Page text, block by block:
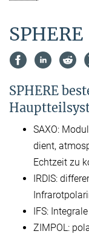
SPHERE
SAXO:
dient,
Echtzeit zu
IRDIS:
IFS:
ZIMPOL: